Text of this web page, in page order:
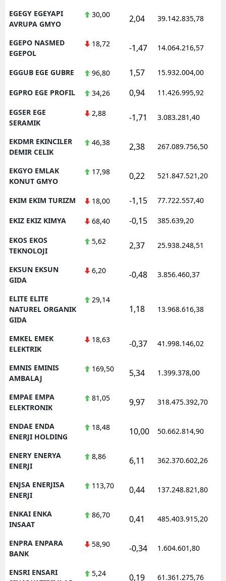
EGEGY EGEYAPI
AVRUPA GMYO
30,00 2,04 39.142.835,78
EGEPO NASMED
EGEPOL
18,72 -1,47 14.064.216,57
EGGUB EGE GUBRE 96,80 1,57 15.932.004,00
EGPRO EGE PROFIL 34,26 0,94 11.426.995,92
EGSER EGE
SERAMIK
2,88 -1,71 3.083.281,40
EKDMR EKINCILER
DEMIR CELIK
46,38 2,38 267.089.756,50
EKGYO EMLAK
KONUT GMYO
17,98 0,22 521.847.521,20
EKIM EKIM TURIZM 18,00 -1,15 77.722.557,40
EKIZ EKIZ KIMYA 68,40 -0,15 385.639,20
EKOS EKOS
TEKNOLOJI
5,62 2,37 25.938.248,51
EKSUN EKSUN
GIDA
6,20 -0,48 3.856.460,37
ELITE ELITE
NATUREL ORGANIK
GIDA
29,14
1,18 13.968.616,38
EMKEL EMEK
ELEKTRIK
18,63 -0,37 41.998.146,02
EMNIS EMINIS
AMBALAJ
169,50 5,34 1.399.378,00
EMPAE EMPA
ELEKTRONIK
81,05 9,97 318.475.392,70
ENDAE ENDA
ENERJI HOLDING
18,48 10,00 50.662.814,90
ENERY ENERYA
ENERJI
8,86 6,11 362.370.602,26
ENJSA ENERJISA
ENERJI
113,70 0,44 137.248.821,80
ENKAI ENKA
INSAAT
86,70 0,41 485.403.915,20
ENPRA ENPARA
BANK
58,90 -0,34 1.604.601,80
ENSRI ENSARI
5,24 0,19 61.361.275,76